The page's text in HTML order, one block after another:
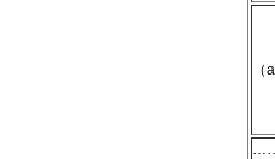
（